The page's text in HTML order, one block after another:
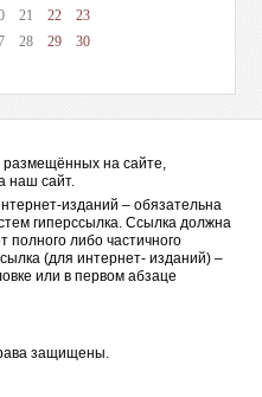
21 22
23
28 29
30
на сайте,
наш сайт.
изданий – обязательна
гиперссылка. Ссылка должна
полного либо частичного
(для интернет- изданий) –
или в первом абзаце
защищены.